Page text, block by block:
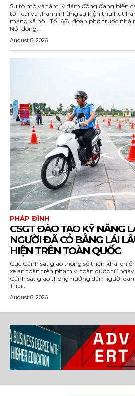
Sự tò mò và tâm lý đám đông đang biến
tố", cãi vã thành những sự kiện thu hút
mạng xã hội. Tối 6/8, đoạn phố trước
Nội đông...
August 8, 2026
PHÁP ĐÌNH
CSGT ĐÀO TẠO KỸ NĂNG
NGƯỜI ĐÃ CÓ BẰNG LÁI
HIỆN TRÊN TOÀN QUỐC
Cục Cảnh sát giao thông sẽ triển khai
xe an toàn trên phạm vi toàn quốc từ
Cảnh sát giao thông hướng dẫn người
Thái...
August 8, 2026